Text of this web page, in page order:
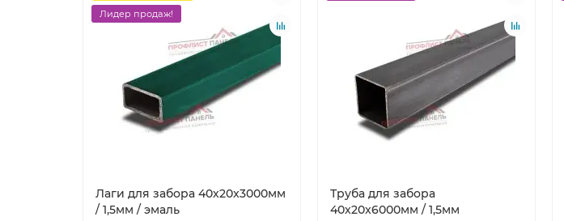
Лидер продаж!
Лаги для забора 40х20x3000мм
/ 1,5мм / эмаль
Труба для забора
40х20x6000мм / 1,5мм